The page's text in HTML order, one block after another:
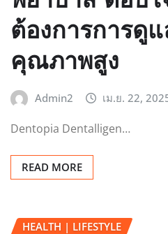
ต้องการการดู
คุณภาพสูง
Admin2 เม.ย. 22,
Dentopia Dentalligen…
READ MORE
HEALTH | LIFESTYLE